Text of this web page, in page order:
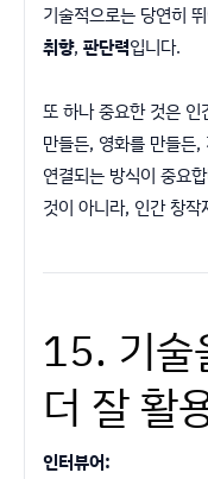
기술적으로는 당연히
취향, 판단력입니다.
또 하나 중요한 것은
만들든, 영화를 만들든
연결되는 방식이 중요
것이 아니라, 인간 창
15. 기술
더 잘 활
인터뷰어: